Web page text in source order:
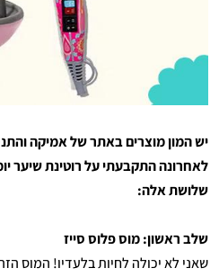
יש המון מוצרים באתר של אמיקה
לאחרונה התקבעתי על רוטינת שיער
שלושת אלה:
שלב ראשון: מוס פלוס סייז
שאני לא יכולה לחיות בלעדיו! המוס